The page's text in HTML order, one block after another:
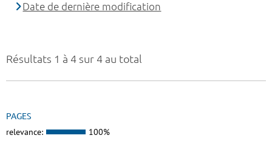
Résultats 1 à 4 sur 4 au total
PAGES
relevance: 100%
Date de dernière modification